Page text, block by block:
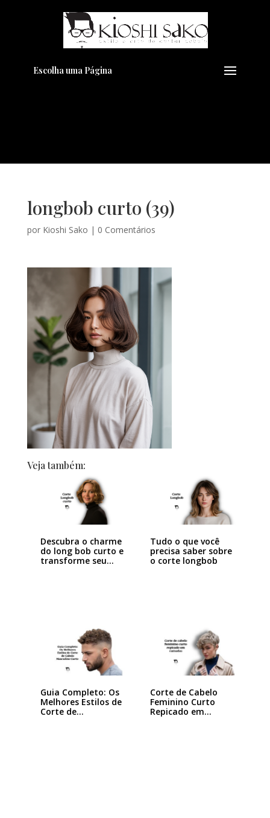
Escolha uma Página
longbob curto (39)
por Kioshi Sako | 0 Comentários
Veja também:
Descubra o charme
do long bob curto e
transforme seu…
Tudo o que você
precisa saber sobre
o corte longbob
Guia Completo: Os
Melhores Estilos de
Corte de…
Corte de Cabelo
Feminino Curto
Repicado em
Pensando em transformar seu
Visual??